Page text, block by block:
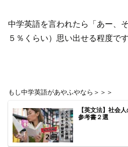
中学英語を言われたら「あー、
５％くらい）思い出せる程度です
もし中学英語があやふやなら＞＞＞
【英文法】社会
参考書２選